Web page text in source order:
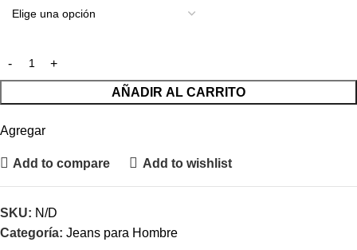
AÑADIR AL CARRITO
Agregar
Add to compare Add to wishlist
SKU: N/D
Categoría: Jeans para Hombre